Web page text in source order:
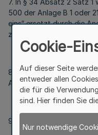
7. In § 34 Absatz 2 Satz 1
500 der Anlage B 1 oder
eins“ ersetzt durch die
zum ADNR/ADN einen“.
8. In § 39 Absatz 3 wird
Anlage B 2“ ersetzt durch
9. Nach § 42 wird
Cookie-
Auf dieser Seite
entweder allen
die für die
sind. Hier finden Sie
Nur notwendige